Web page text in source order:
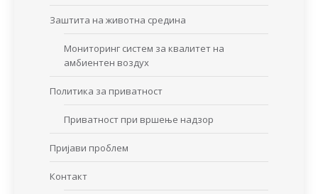
Заштита на животна средина
Мониторинг систем за квалитет на
амбиентен воздух
Политика за приватност
Приватност при вршење надзор
Пријави проблем
Контакт